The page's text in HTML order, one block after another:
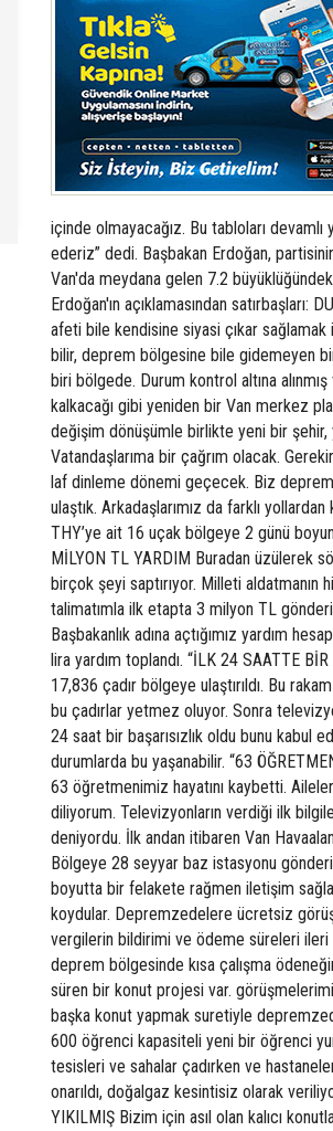
içinde olmayacağız. Bu tabloları
ederiz” dedi. Başbakan Erdoğan,
Van'da meydana gelen 7.2
Erdoğan'ın açıklamasından satırbaşları:
afeti bile kendisine siyasi çıkar
bilir, deprem bölgesine bile gidemeyen
biri bölgede. Durum kontrol altına
kalkacağı gibi yeniden bir Van merkez
değişim dönüşümle birlikte yeni bir
Vatandaşlarıma bir çağrım olacak.
laf dinleme dönemi geçecek. Biz deprem
ulaştık. Arkadaşlarımız da farklı
THY’ye ait 16 uçak bölgeye 2 günü
MİLYON TL YARDIM Buradan üzülerek
birçok şeyi saptırıyor. Milleti
talimatımla ilk etapta 3 milyon TL
Başbakanlık adına açtığımız yardım
lira yardım toplandı. “İLK 24 SAATTE
17,836 çadır bölgeye ulaştırıldı. Bu
bu çadırlar yetmez oluyor. Sonra
24 saat bir başarısızlık oldu bunu kabul
durumlarda bu yaşanabilir. “63
63 öğretmenimiz hayatını kaybetti.
diliyorum. Televizyonların verdiği ilk
deniyordu. İlk andan itibaren Van
Bölgeye 28 seyyar baz istasyonu
boyutta bir felakete rağmen iletişim
koydular. Depremzedelere ücretsiz
vergilerin bildirimi ve ödeme süreleri ileri
deprem bölgesinde kısa çalışma
süren bir konut projesi var.
başka konut yapmak suretiyle
600 öğrenci kapasiteli yeni bir öğrenci
tesisleri ve sahalar çadırken ve
onarıldı, doğalgaz kesintisiz olarak
YIKILMIŞ Bizim için asıl olan kalıcı